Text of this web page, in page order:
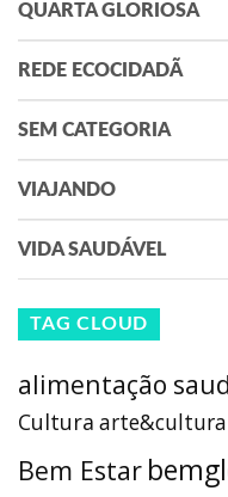
QUARTA GLORIOSA
REDE ECOCIDADÃ
SEM CATEGORIA
VIAJANDO
VIDA SAUDÁVEL
TAG CLOUD
alimentação
Cultura arte&cultura
Bem Estar